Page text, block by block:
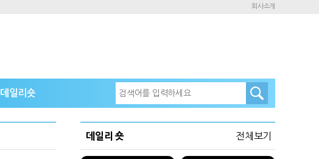
회사소개
데일리숏
데일리 숏 전체보기